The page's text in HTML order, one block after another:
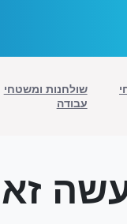
שולחנות ומשטחי
עבודה